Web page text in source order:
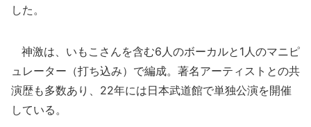
した。
神激は、いもこさんを含む6人のボーカルと1人のマニピ
ュレーター（打ち込み）で編成。著名アーティストとの共
演歴も多数あり、22年には日本武道館で単独公演を開催
している。